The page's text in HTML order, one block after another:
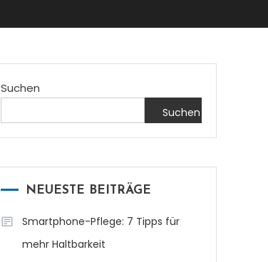
Suchen
Suchen
NEUESTE BEITRÄGE
Smartphone-Pflege: 7 Tipps für
mehr Haltbarkeit